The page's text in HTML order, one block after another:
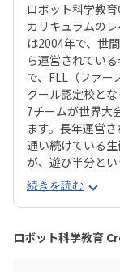
ロボット科学教
カリキュラムの
は2004年で、世
ら運営されてい
で、FLL（ファー
クール認定校と
7チームが世界大
ます。長年運営
通い続けている
が、遊び半分と
のが特長です。
健」なイメージ
ったりのスクー
年長〜小2生向け
運営されていま
続きを読む
ロボット科学教育